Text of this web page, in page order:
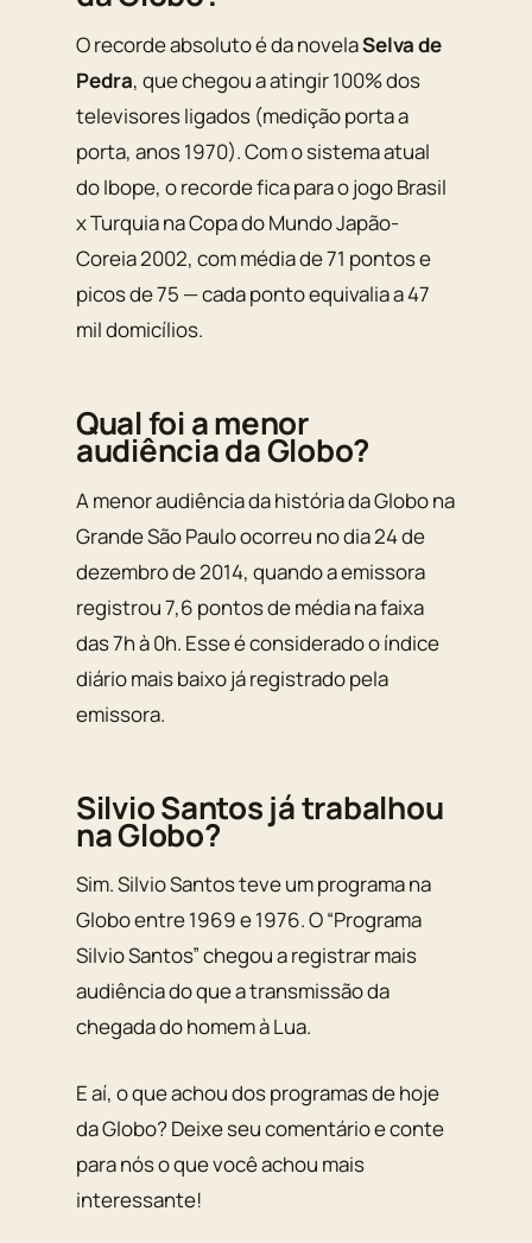
O recorde absoluto é da novelaSelva de
Pedra, que chegou a atingir 100% dos
televisores ligados (medição porta a
porta, anos 1970). Com o sistema atual
do Ibope, o recorde fica para o jogo Brasil
x Turquia na Copa do Mundo Japão-
Coreia 2002, com média de 71 pontos e
picos de 75 — cada ponto equivalia a 47
mil domicílios.
Qual foi a menor
audiência da Globo?
A menor audiência da história da Globo na
Grande São Paulo ocorreu no dia 24 de
dezembro de 2014, quando a emissora
registrou 7,6 pontos de média na faixa
das 7h à 0h. Esse é considerado o índice
diário mais baixo já registrado pela
emissora.
Silvio Santos já trabalhou
na Globo?
Sim. Silvio Santos teve um programa na
Globo entre 1969 e 1976. O “Programa
Silvio Santos” chegou a registrar mais
audiência do que a transmissão da
chegada do homem à Lua.
E aí, o que achou dos programas de hoje
da Globo? Deixe seu comentário e conte
para nós o que você achou mais
interessante!